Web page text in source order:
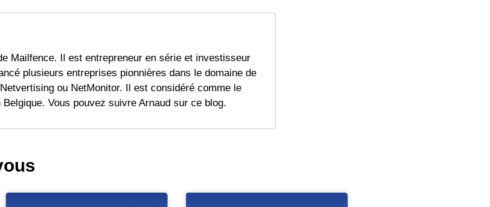
Mailfence. Il est entrepreneur en série et investisseur
plusieurs entreprises pionnières dans le domaine de
ou NetMonitor. Il est considéré comme le
Vous pouvez suivre Arnaud sur ce blog.